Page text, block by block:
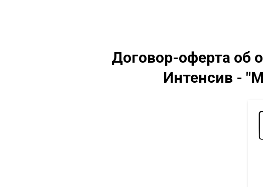
Договор-оферта об
Интенсив -